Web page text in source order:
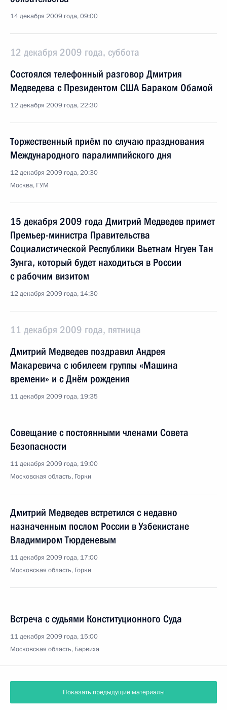
14 декабря 2009 года, 09:00
12 декабря 2009 года, суббота
Состоялся телефонный разговор Дмитрия
Медведева с Президентом США Бараком Обамой
12 декабря 2009 года, 22:30
Торжественный приём по случаю празднования
Международного паралимпийского дня
12 декабря 2009 года, 20:30
Москва, ГУМ
15 декабря 2009 года Дмитрий Медведев примет
Премьер-министра Правительства
Социалистической Республики Вьетнам Нгуен Тан
Зунга, который будет находиться в России
с рабочим визитом
12 декабря 2009 года, 14:30
11 декабря 2009 года, пятница
Дмитрий Медведев поздравил Андрея
Макаревича с юбилеем группы «Машина
времени» и с Днём рождения
11 декабря 2009 года, 19:35
Совещание с постоянными членами Совета
Безопасности
11 декабря 2009 года, 19:00
Московская область, Горки
Дмитрий Медведев встретился с недавно
назначенным послом России в Узбекистане
Владимиром Тюрденевым
11 декабря 2009 года, 17:00
Московская область, Горки
Встреча с судьями Конституционного Суда
11 декабря 2009 года, 15:00
Московская область, Барвиха
Показать предыдущие материалы